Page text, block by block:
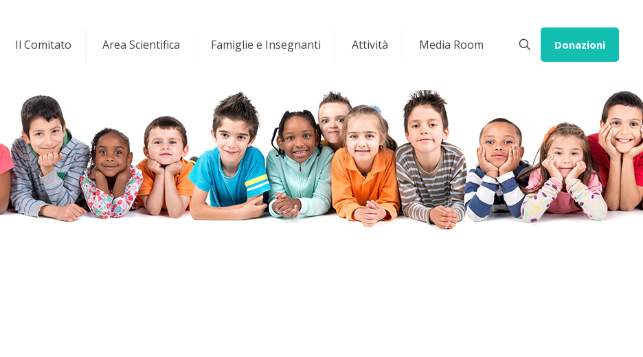
Il Comitato Area Scientifica Famiglie e Insegnanti Attività Media Room Donazioni